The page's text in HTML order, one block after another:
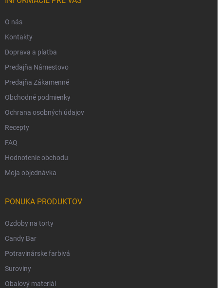
O nás
Kontakty
Doprava a platba
Predajňa Námestovo
Predajňa Zákamenné
Obchodné podmienky
Ochrana osobných údajov
Recepty
FAQ
Hodnotenie obchodu
Moja objednávka
PONUKA PRODUKTOV
Ozdoby na torty
Candy Bar
Potravinárske farbivá
Suroviny
Obalový materiál